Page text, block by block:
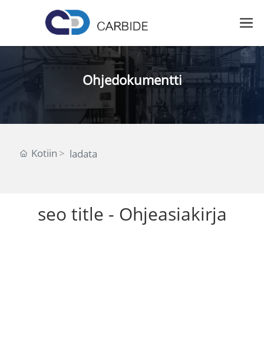
Ohjedokumentti
Kotiin ladata
seo title - Ohjeasiakirja